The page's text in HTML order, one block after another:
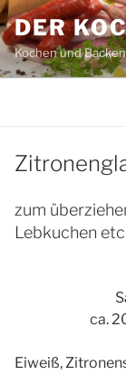
Zum
Inhalt
springen
DER
Kochen und Backen
zum
Lebkuchen
ca.
Eiweiß,